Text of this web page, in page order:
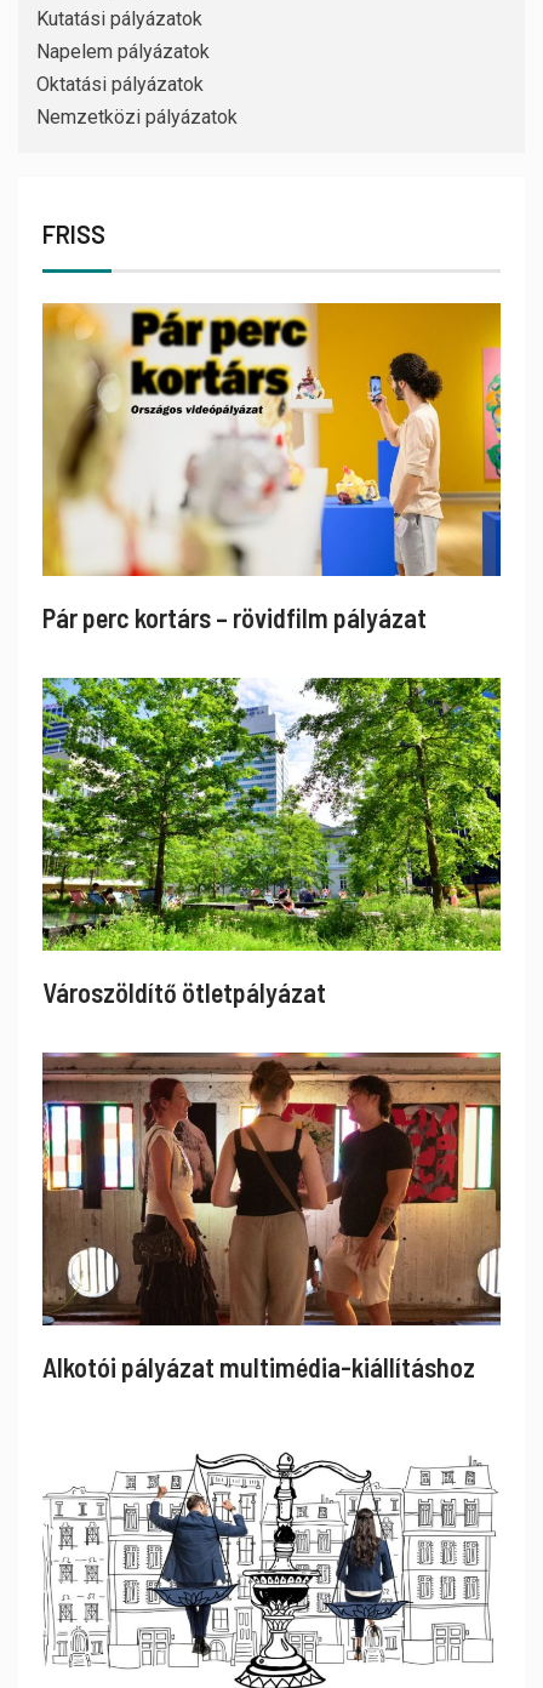
Kutatási pályázatok
Napelem pályázatok
Oktatási pályázatok
Nemzetközi pályázatok
FRISS
Pár perc kortárs – rövidfilm pályázat
Városzöldítő ötletpályázat
Alkotói pályázat multimédia-kiállításhoz